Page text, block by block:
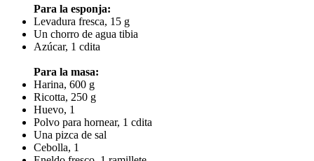
Para la esponja:
Levadura fresca, 15 g
Un chorro de agua tibia
Azúcar, 1 cdita
Para la masa:
Harina, 600 g
Ricotta, 250 g
Huevo, 1
Polvo para hornear, 1 cdita
Una pizca de sal
Cebolla, 1